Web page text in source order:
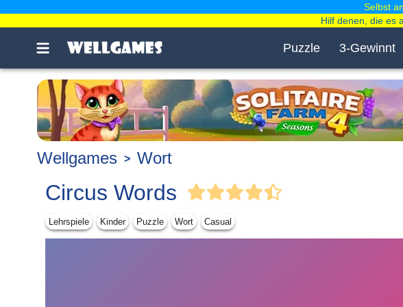
Puzzle 3-Gewinnt
Wellgames Wort
Circus Words
Lehrspiele Kinder Puzzle Wort Casual
Selbst
Hilf denen, die es